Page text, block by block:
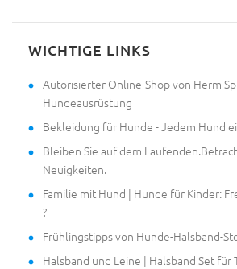
es hat Ze
WICHTIGE LINKS
Autorisierter Online-Shop von Herm
Hundeausrüstung
Bekleidung für Hunde - Jedem Hund
Bleiben Sie auf dem
Neuigkeiten.
Familie mit Hund | Hunde für Kinder:
?
Frühlingstipps von Hunde-Halsband-
Halsband und Leine | Halsband Set für